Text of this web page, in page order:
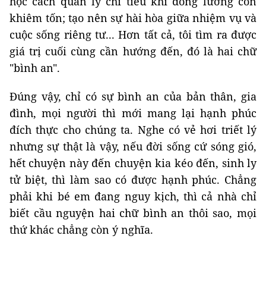
khiêm tốn; tạo nên sự hài hòa giữa nhiệm vụ và
cuộc sống riêng tư... Hơn tất cả, tôi tìm ra được
giá trị cuối cùng cần hướng đến, đó là hai chữ
"bình an".
Đúng vậy, chỉ có sự bình an của bản thân, gia
đình, mọi người thì mới mang lại hạnh phúc
đích thực cho chúng ta. Nghe có vẻ hơi triết lý
nhưng sự thật là vậy, nếu đời sống cứ sóng gió,
hết chuyện này đến chuyện kia kéo đến, sinh ly
tử biệt, thì làm sao có được hạnh phúc. Chẳng
phải khi bé em đang nguy kịch, thì cả nhà chỉ
biết cầu nguyện hai chữ bình an thôi sao, mọi
thứ khác chẳng còn ý nghĩa.